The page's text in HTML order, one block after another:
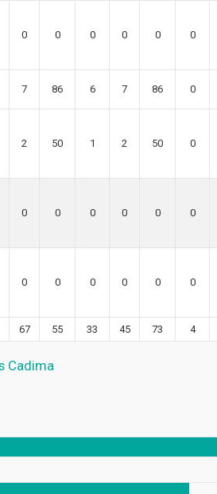
0 0 0 0 0 0
7 86 6 7 86 0
2 50 1 2 50 0
0 0 0 0 0 0
0 0 0 0 0 0
67 55 33 45 73 4
Cadima